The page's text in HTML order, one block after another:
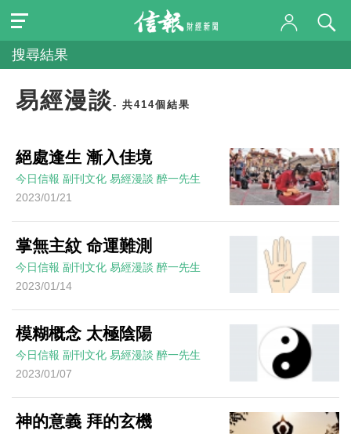
搜尋結果
易經漫談- 共414個結果
絕處逢生 漸入佳境
今日信報 副刊文化 易經漫談 醉一先生
2023/01/21
掌無主紋 命運難測
今日信報 副刊文化 易經漫談 醉一先生
2023/01/14
模糊概念 太極陰陽
今日信報 副刊文化 易經漫談 醉一先生
2023/01/07
神的意義 拜的玄機